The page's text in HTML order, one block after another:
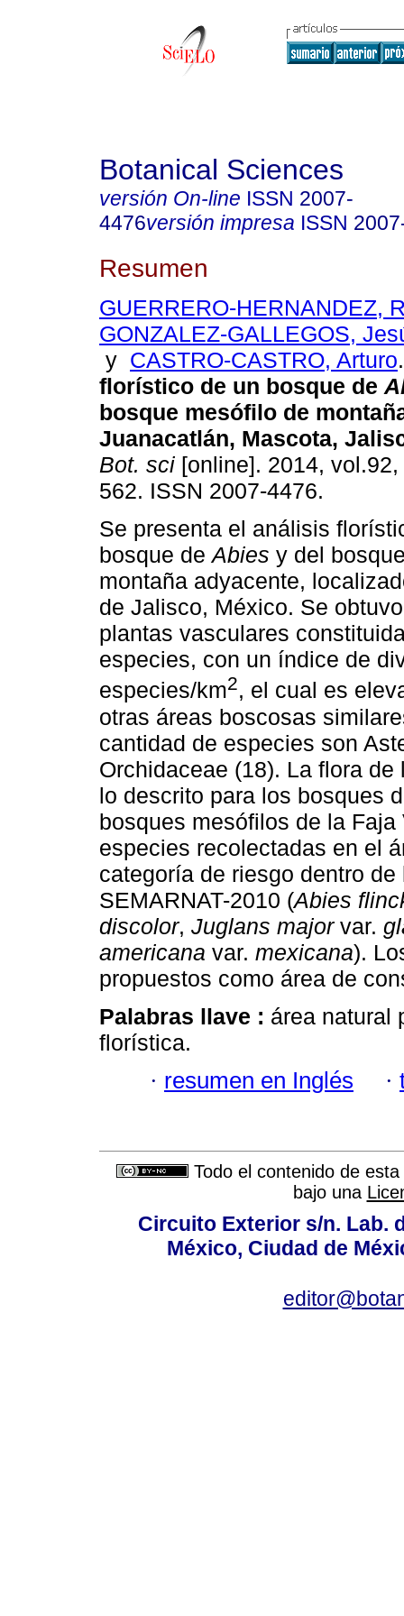
Botanical Sciences
versión On-line ISSN 2007-
4476versión impresa ISSN
Resumen
GUERRERO-HERNANDEZ,
GONZALEZ-GALLEGOS,
y CASTRO-CASTRO, Arturo.
florístico de un bosque de
bosque mesófilo de
Juanacatlán, Mascota,
Bot. sci [online]. 2014,
562. ISSN 2007-4476.
Se presenta el análisis
bosque deAbies y del
montaña adyacente,
de Jalisco, México. Se
plantas vasculares
especies, con un índice de
especies/km2, el cual es
otras áreas boscosas
cantidad de especies son
Orchidaceae (18). La flora
lo descrito para los bosques
bosques mesófilos de la
especies recolectadas en el
categoría de riesgo dentro
SEMARNAT-2010 (Abies
discolor, Juglans majorvar.
americana var. mexicana).
propuestos como área de
Palabras llave : área natural
florística.
· resumen en Inglés ·
Todo el contenido de
bajo una
Circuito Exterior s/n. Lab.
México, Ciudad de